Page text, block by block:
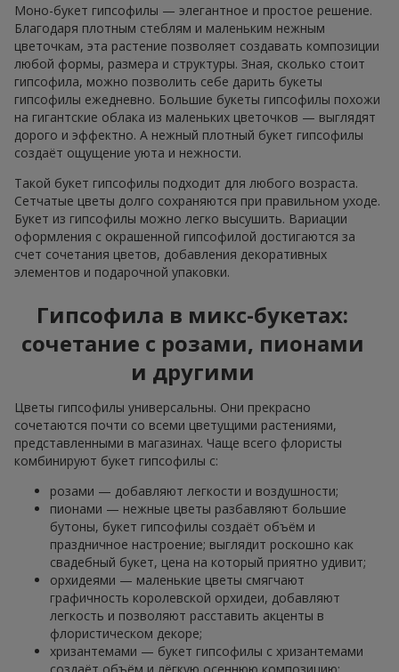
Моно-букет гипсофилы — элегантное и простое решение.
Благодаря плотным стеблям и маленьким нежным
цветочкам, эта растение позволяет создавать композиции
любой формы, размера и структуры. Зная, сколько стоит
гипсофила, можно позволить себе дарить букеты
гипсофилы ежедневно. Большие букеты гипсофилы похожи
на гигантские облака из маленьких цветочков — выглядят
дорого и эффектно. А нежный плотный букет гипсофилы
создаёт ощущение уюта и нежности.
Такой букет гипсофилы подходит для любого возраста.
Сетчатые цветы долго сохраняются при правильном уходе.
Букет из гипсофилы можно легко высушить. Вариации
оформления с окрашенной гипсофилой достигаются за
счет сочетания цветов, добавления декоративных
элементов и подарочной упаковки.
Гипсофила в микс-букетах:
сочетание с розами, пионами
и другими
Цветы гипсофилы универсальны. Они прекрасно
сочетаются почти со всеми цветущими растениями,
представленными в магазинах. Чаще всего флористы
комбинируют букет гипсофилы с:
розами — добавляют легкости и воздушности;
пионами — нежные цветы разбавляют большие
бутоны, букет гипсофилы создаёт объём и
праздничное настроение; выглядит роскошно как
свадебный букет, цена на который приятно удивит;
орхидеями — маленькие цветы смягчают
графичность королевской орхидеи, добавляют
легкость и позволяют расставить акценты в
флористическом декоре;
хризантемами — букет гипсофилы с хризантемами
создаёт объём и лёгкую осеннюю композицию;